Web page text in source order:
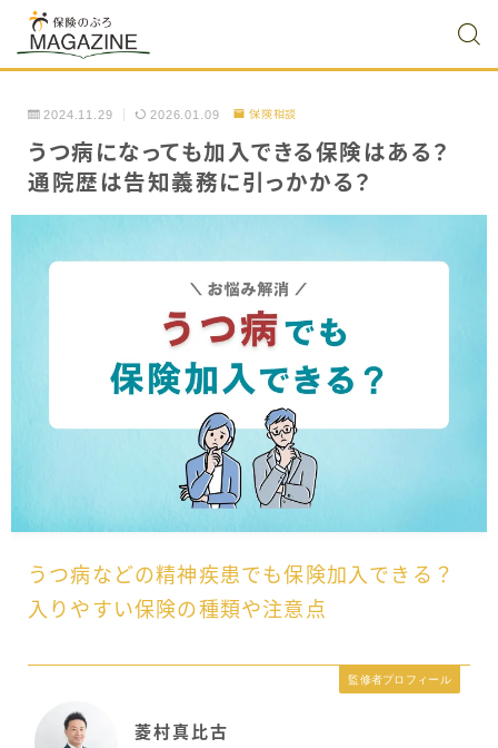
2024.11.29 2026.01.09 保険相談
うつ病になっても加入できる保険はある？
通院歴は告知義務に引っかかる？
うつ病などの精神疾患でも保険加入できる？
入りやすい保険の種類や注意点
監修者プロフィール
菱村真比古